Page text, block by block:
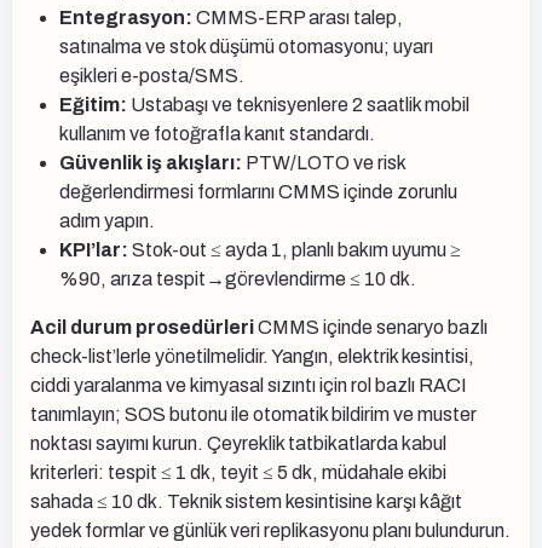
Entegrasyon: CMMS-ERP arası talep,
satınalma ve stok düşümü otomasyonu; uyarı
eşikleri e-posta/SMS.
Eğitim: Ustabaşı ve teknisyenlere 2 saatlik mobil
kullanım ve fotoğrafla kanıt standardı.
Güvenlik iş akışları: PTW/LOTO ve risk
değerlendirmesi formlarını CMMS içinde zorunlu
adım yapın.
KPI’lar: Stok-out ≤ ayda 1, planlı bakım uyumu ≥
%90, arıza tespit→görevlendirme ≤ 10 dk.
Acil durum prosedürleriCMMS içinde senaryo bazlı
check-list’lerle yönetilmelidir. Yangın, elektrik kesintisi,
ciddi yaralanma ve kimyasal sızıntı için rol bazlı RACI
tanımlayın; SOS butonu ile otomatik bildirim ve muster
noktası sayımı kurun. Çeyreklik tatbikatlarda kabul
kriterleri: tespit ≤ 1 dk, teyit ≤ 5 dk, müdahale ekibi
sahada ≤ 10 dk. Teknik sistem kesintisine karşı kâğıt
yedek formlar ve günlük veri replikasyonu planı bulundurun.